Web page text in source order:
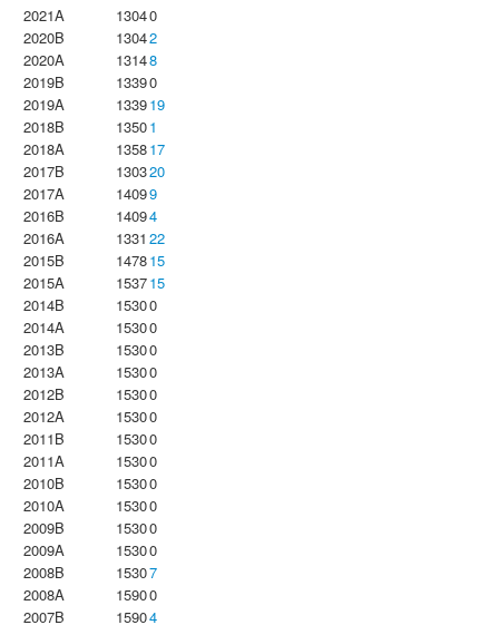
2021A
13040
2020B
13042
2020A
13148
2019B
13390
2019A
133919
2018B
13501
2018A
135817
2017B
130320
2017A
14099
2016B
14094
2016A
1331 22
2015B
147815
2015A
153715
2014B
15300
2014A
15300
2013B
15300
2013A
15300
2012B
15300
2012A
15300
2011B
15300
2011A
15300
2010B
15300
2010A
15300
2009B
15300
2009A
15300
2008B
15307
2008A
15900
2007B
15904